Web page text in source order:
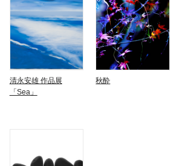
清永安雄 作品展
「Sea」
秋酔